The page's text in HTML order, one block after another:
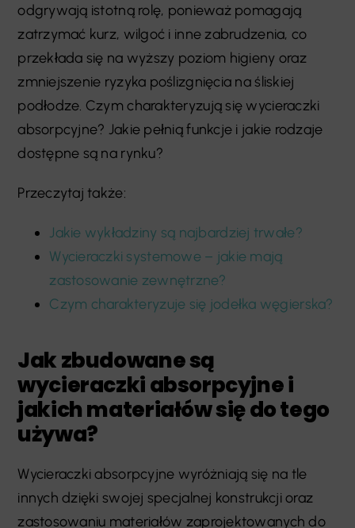
odgrywają istotną rolę, ponieważ pomagają
zatrzymać kurz, wilgoć i inne zabrudzenia, co
przekłada się na wyższy poziom higieny oraz
zmniejszenie ryzyka poślizgnięcia na śliskiej
podłodze. Czym charakteryzują się wycieraczki
absorpcyjne? Jakie pełnią funkcje i jakie rodzaje
dostępne są na rynku?
Przeczytaj także:
Jakie wykładziny są najbardziej trwałe?
Wycieraczki systemowe – jakie mają
zastosowanie zewnętrzne?
Czym charakteryzuje się jodełka węgierska?
Jak zbudowane są
wycieraczki absorpcyjne i
jakich materiałów się do tego
używa?
Wycieraczki absorpcyjne wyróżniają się na tle
innych dzięki swojej specjalnej konstrukcji oraz
zastosowaniu materiałów zaprojektowanych do